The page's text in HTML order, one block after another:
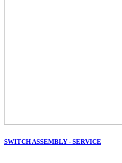
SWITCH ASSEMBLY - SERVICE